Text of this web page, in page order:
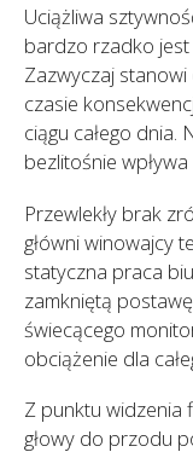
Uciążliwa
bardzo rzadko jest
Zazwyczaj
czasie
ciągu całego dnia.
bezlitośnie
Przewlekły brak
główni winowajcy
statyczna praca
zamkniętą
świecącego
obciążenie dla
Z punktu widzenia
głowy do przodu